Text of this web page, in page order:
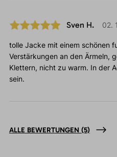
Sven H. 02.
tolle Jacke mit einem schönen
Verstärkungen an den Ärmeln,
Klettern, nicht zu warm. In der
sein.
ALLE BEWERTUNGEN (5)